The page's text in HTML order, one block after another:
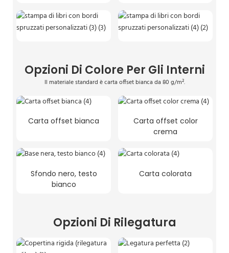
Opzioni Di Colore Per Gli Interni
Il materiale standard è carta offset bianca da 80 g/m².
Carta offset bianca
Carta offset color
crema
Sfondo nero, testo
bianco
Carta colorata
Opzioni Di Rilegatura